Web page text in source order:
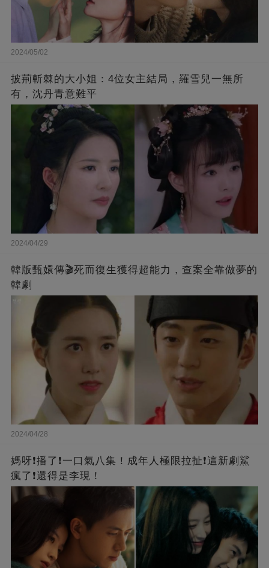
2024/05/02
披荊斬棘的大小姐：4位女主結局，羅雪兒一無所
有，沈丹青意難平
2024/04/29
韓版甄嬛傳🎬死而復生獲得超能力，查案全靠做夢的
韓劇
2024/04/28
媽呀❗️播了❗一口氣八集！成年人極限拉扯❗這新劇鯊
瘋了❗還得是李現！